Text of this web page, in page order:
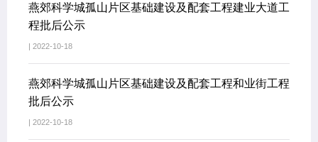
燕郊科学城孤山片区基础建设及配套工程建业大道工
程批后公示
| 2022-10-18
燕郊科学城孤山片区基础建设及配套工程和业街工程
批后公示
| 2022-10-18